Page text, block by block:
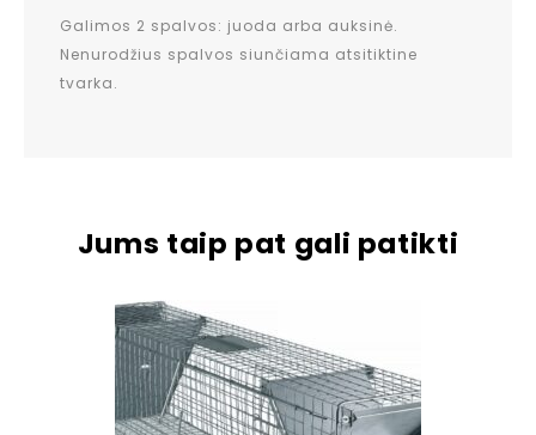
Galimos 2 spalvos: juoda arba auksinė.
Nenurodžius spalvos siunčiama atsitiktine
tvarka.
Jums taip pat gali patikti